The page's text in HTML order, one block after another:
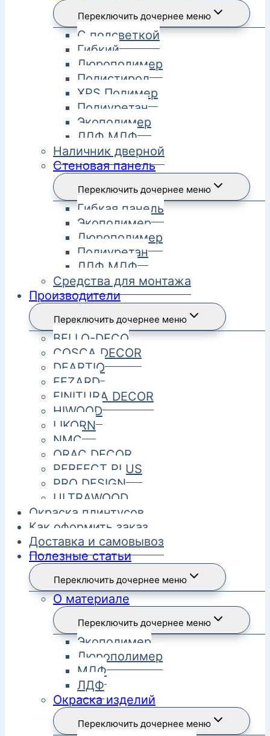
Переключить дочернее меню
С подсветкой
Гибкий
Дюрополимер
Полистирол
XPS Полимер
Полиуретан
Экополимер
ЛДФ МДФ
Наличник дверной
Стеновая панель
Переключить дочернее меню
Гибкая панель
Экополимер
Дюрополимер
Полиуретан
ЛДФ МДФ
Средства для монтажа
Производители
Переключить дочернее меню
BELLO-DECO
COSCA DECOR
DEARTIO
FEZARD
FINITURA DECOR
HIWOOD
LIKORN
NMC
ORAC DECOR
PERFECT PLUS
PRO DESIGN
ULTRAWOOD
Окраска плинтусов
Как оформить заказ
Доставка и самовывоз
Полезные статьи
Переключить дочернее меню
О материале
Переключить дочернее меню
Экополимер
Дюрополимер
МДФ
ЛДФ
Окраска изделий
Переключить дочернее меню